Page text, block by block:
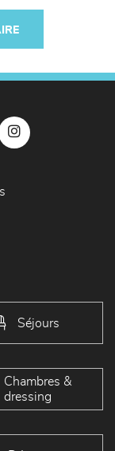
Séjours
Chambres &
dressing